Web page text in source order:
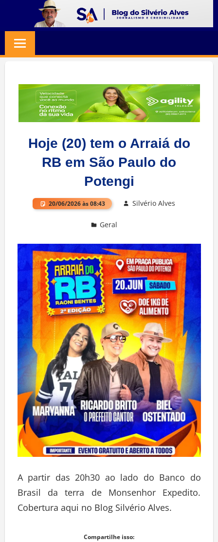
content
SILVERIO
ALVES
Jornalismo
Credibilidade
Hoje (20) tem o Arraiá do
RB em São Paulo do
Potengi
20/06/2026 às 08:43 Silvério Alves
Geral
A partir das 20h30 ao lado do Banco do
Brasil da terra de Monsenhor Expedito.
Cobertura aqui no Blog Silvério Alves.
Compartilhe isso: